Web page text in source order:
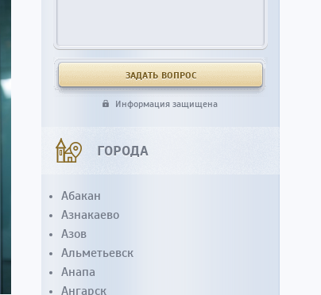
Информация защищена
ГОРОДА
Абакан
Азнакаево
Азов
Альметьевск
Анапа
Ангарск